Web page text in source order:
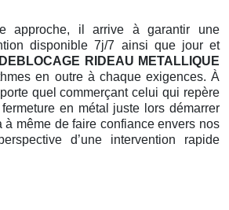
approche, il arrive à garantir une
disponible 7j/7 ainsi que jour et
DEBLOCAGE RIDEAU METALLIQUE
en outre à chaque exigences. À
quel commerçant celui qui repère
en métal juste lors démarrer
à même de faire confiance envers nos
d’une intervention rapide